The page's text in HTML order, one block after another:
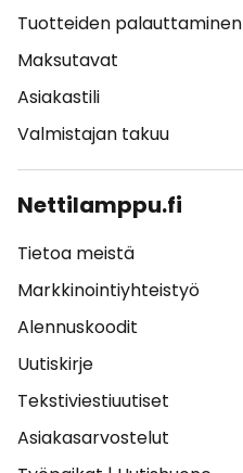
Tuotteiden palauttaminen
Maksutavat
Asiakastili
Valmistajan takuu
Nettilamppu.fi
Tietoa meistä
Markkinointiyhteistyö
Alennuskoodit
Uutiskirje
Tekstiviestiuutiset
Asiakasarvostelut